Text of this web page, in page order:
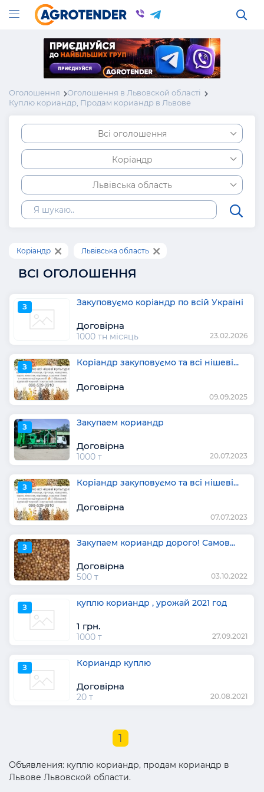
Оголошення
Оголошення в Львовской області
Куплю кориандр, Продам кориандр в Львове
Всі оголошення
Коріандр
Львівська область
Коріандр Львівська область
ВСІ ОГОЛОШЕННЯ
З Закуповуємо коріандр по всій Україні
Договірна
1000 тн місяць 23.02.2026
З Коріандр закуповуємо та всі нішеві...
Договірна
09.09.2025
З Закупаем кориандр
Договірна
1000 т 20.07.2023
З Коріандр закуповуємо та всі нішеві...
Договірна
07.07.2023
З Закупаем кориандр дорого! Самов...
Договірна
500 т 03.10.2022
З куплю кориандр , урожай 2021 год
1 грн.
1000 т 27.09.2021
З Кориандр куплю
Договірна
20 т 20.08.2021
1
Объявления: куплю кориандр, продам кориандр в
Львове Львовской области.